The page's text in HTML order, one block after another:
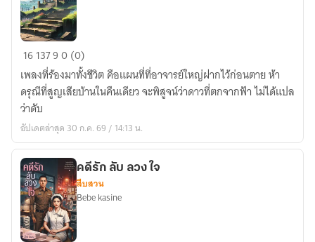
ดาวตก
บัลลังก์
1613790 (0)
เพลงที่ร้องมาทั้งชีวิต คือแผนที่ที่อาจารย์ใหญ่ฝากไว้ก่อนตาย ห้า
ดรุณีที่สูญเสียบ้านในคืนเดียว จะพิสูจน์ว่าดาวที่ตกจากฟ้า ไม่ได้แปล
ว่าดับ
อัปเดตล่าสุด 30 ก.ค. 69 / 14:13 น.
คดีรัก ลับ ลวง ใจ
สืบสวน
Bebe kasine